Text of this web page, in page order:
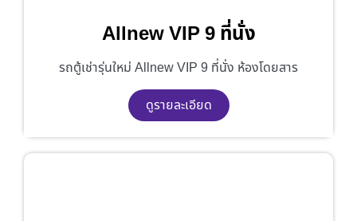
Allnew VIP 9 ที่นั่ง
รถตู้เช่ารุ่นใหม่ Allnew VIP 9 ที่นั่ง ห้องโดยสาร
ดูรายละเอียด